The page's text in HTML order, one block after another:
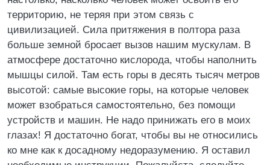
территорию, не теряя при этом связь с
цивилизацией. Сила притяжения в полтора раза
больше земной бросает вызов нашим мускулам. В
атмосфере достаточно кислорода, чтобы наполнить
мышцы силой. Там есть горы в десять тысяч метров
высотой: самые высокие горы, на которые человек
может взобраться самостоятельно, без помощи
устройств и машин. Не надо принижать его в моих
глазах! Я достаточно богат, чтобы вы не относились
ко мне как к досадному недоразумению. Я оставил